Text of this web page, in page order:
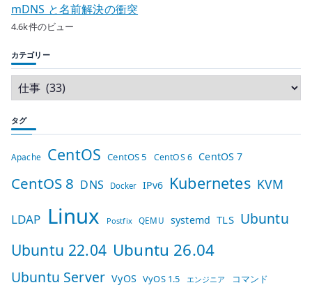
mDNS と名前解決の衝突
4.6k件のビュー
カテゴリー
タグ
Apache CentOS CentOS 5 CentOS 6 CentOS 7
CentOS 8 DNS Docker IPv6 Kubernetes KVM
LDAP Linux Postfix QEMU systemd TLS Ubuntu
Ubuntu 22.04 Ubuntu 26.04
Ubuntu Server VyOS VyOS 1.5 エンジニア コマンド